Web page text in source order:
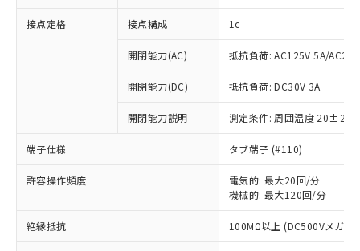
接点定格 接点構成 1c
開閉能力(AC) 抵抗負荷: AC125V 5A/
開閉能力(DC) 抵抗負荷: DC30V 3A
開閉能力説明 測定条件: 周囲温度 20±2℃
端子仕様 タブ端子 (#110)
許容操作頻度
電気的: 最大20回/分
機械的: 最大120回/分
絶縁抵抗 100MΩ以上 (DC500Vメガ)
※1 対応状況
対応済み：EU RoHS指令（10物質）の
非含有に対応した製品が提供可能な商品で